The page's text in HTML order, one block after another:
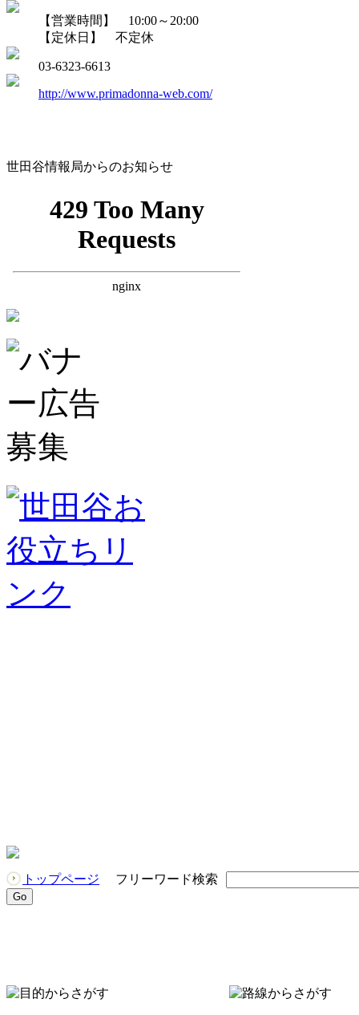
【営業時間】 10:00～20:00
【定休日】 不定休
03-6323-6613
http://www.primadonna-web.com/
世田谷情報局からのお知らせ
トップページ フリーワード検索